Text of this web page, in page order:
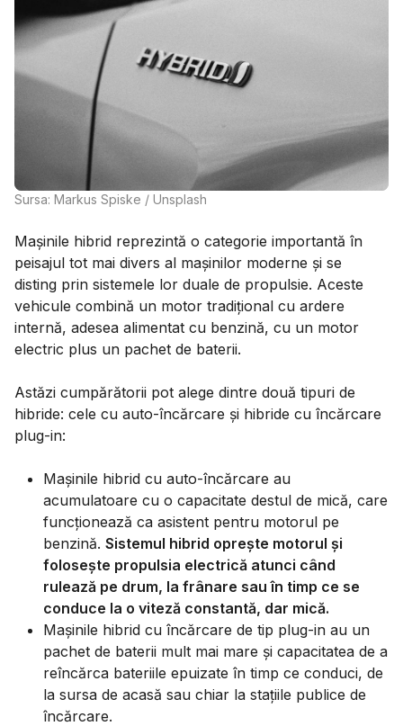
Sursa: Markus Spiske / Unsplash
Mașinile hibrid reprezintă o categorie importantă în
peisajul tot mai divers al mașinilor moderne și se
disting prin sistemele lor duale de propulsie. Aceste
vehicule combină un motor tradițional cu ardere
internă, adesea alimentat cu benzină, cu un motor
electric plus un pachet de baterii.
Astăzi cumpărătorii pot alege dintre două tipuri de
hibride: cele cu auto-încărcare și hibride cu încărcare
plug-in:
Mașinile hibrid cu auto-încărcare au
acumulatoare cu o capacitate destul de mică, care
funcționează ca asistent pentru motorul pe
benzină. Sistemul hibrid oprește motorul și
folosește propulsia electrică atunci când
rulează pe drum, la frânare sau în timp ce se
conduce la o viteză constantă, dar mică.
Mașinile hibrid cu încărcare de tip plug-in au un
pachet de baterii mult mai mare și capacitatea de a
reîncărca bateriile epuizate în timp ce conduci, de
la sursa de acasă sau chiar la stațiile publice de
încărcare.